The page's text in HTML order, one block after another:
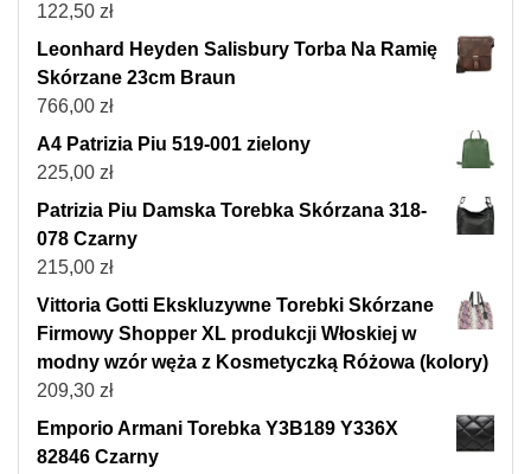
122,50 zł
Leonhard Heyden Salisbury Torba Na Ramię
Skórzane 23cm Braun
766,00 zł
A4 Patrizia Piu 519-001 zielony
225,00 zł
Patrizia Piu Damska Torebka Skórzana 318-
078 Czarny
215,00 zł
Vittoria Gotti Ekskluzywne Torebki Skórzane
Firmowy Shopper XL produkcji Włoskiej w
modny wzór węża z Kosmetyczką Różowa (kolory)
209,30 zł
Emporio Armani Torebka Y3B189 Y336X
82846 Czarny